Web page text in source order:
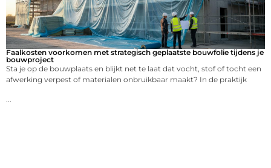
Faalkosten voorkomen met strategisch geplaatste bouwfolie tijdens je
bouwproject
Sta je op de bouwplaats en blijkt net te laat dat vocht, stof of tocht een
afwerking verpest of materialen onbruikbaar maakt? In de praktijk